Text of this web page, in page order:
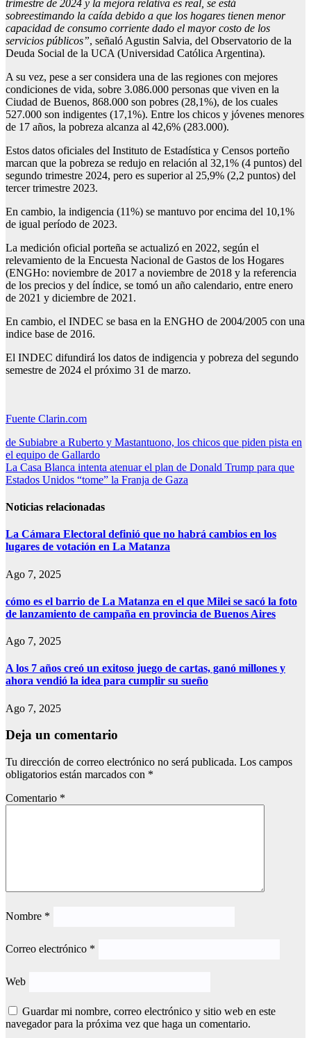
trimestre de 2024 y la mejora relativa es real, se está
sobreestimando la caída debido a que los hogares tienen menor
capacidad de consumo corriente dado el mayor costo de los
servicios públicos”, señaló Agustin Salvia, del Observatorio de la
Deuda Social de la UCA (Universidad Católica Argentina).
A su vez, pese a ser considera una de las regiones con mejores
condiciones de vida, sobre 3.086.000 personas que viven en la
Ciudad de Buenos, 868.000 son pobres (28,1%), de los cuales
527.000 son indigentes (17,1%). Entre los chicos y jóvenes menores
de 17 años, la pobreza alcanza al 42,6% (283.000).
Estos datos oficiales del Instituto de Estadística y Censos porteño
marcan que la pobreza se redujo en relación al 32,1% (4 puntos) del
segundo trimestre 2024, pero es superior al 25,9% (2,2 puntos) del
tercer trimestre 2023.
En cambio, la indigencia (11%) se mantuvo por encima del 10,1%
de igual período de 2023.
La medición oficial porteña se actualizó en 2022, según el
relevamiento de la Encuesta Nacional de Gastos de los Hogares
(ENGHo: noviembre de 2017 a noviembre de 2018 y la referencia
de los precios y del índice, se tomó un año calendario, entre enero
de 2021 y diciembre de 2021.
En cambio, el INDEC se basa en la ENGHO de 2004/2005 con una
indice base de 2016.
El INDEC difundirá los datos de indigencia y pobreza del segundo
semestre de 2024 el próximo 31 de marzo.
Fuente Clarin.com
Navegación
de
entradas
de Subiabre a Ruberto y Mastantuono, los chicos que piden pista en
el equipo de Gallardo
La Casa Blanca intenta atenuar el plan de Donald Trump para que
Estados Unidos “tome” la Franja de Gaza
Noticias relacionadas
La Cámara Electoral definió que no habrá cambios en los
lugares de votación en La Matanza
Ago 7, 2025
cómo es el barrio de La Matanza en el que Milei se sacó la foto
de lanzamiento de campaña en provincia de Buenos Aires
Ago 7, 2025
A los 7 años creó un exitoso juego de cartas, ganó millones y
ahora vendió la idea para cumplir su sueño
Ago 7, 2025
Deja un comentario
Tu dirección de correo electrónico no será publicada. Los campos
obligatorios están marcados con *
Comentario *
Nombre *
Correo electrónico *
Web
Guardar mi nombre, correo electrónico y sitio web en este
navegador para la próxima vez que haga un comentario.